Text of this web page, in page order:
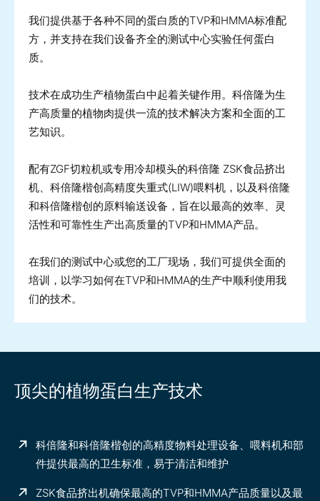
我们提供基于各种不同的蛋白质的TVP和HMMA标准配
方，并支持在我们设备齐全的测试中心实验任何蛋白
质。
技术在成功生产植物蛋白中起着关键作用。科倍隆为生
产高质量的植物肉提供一流的技术解决方案和全面的工
艺知识。
配有ZGF切粒机或专用冷却模头的科倍隆 ZSK食品挤出
机、科倍隆楷创高精度失重式(LIW)喂料机，以及科倍隆
和科倍隆楷创的原料输送设备，旨在以最高的效率、灵
活性和可靠性生产出高质量的TVP和HMMA产品。
在我们的测试中心或您的工厂现场，我们可提供全面的
培训，以学习如何在TVP和HMMA的生产中顺利使用我
们的技术。
顶尖的植物蛋白生产技术
科倍隆和科倍隆楷创的高精度物料处理设备、喂料机和部
件提供最高的卫生标准，易于清洁和维护
ZSK食品挤出机确保最高的TVP和HMMA产品质量以及最